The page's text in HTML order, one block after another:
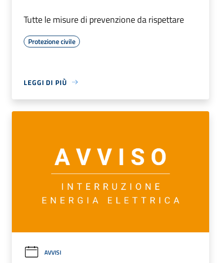
Tutte le misure di prevenzione da rispettare
Protezione civile
LEGGI DI PIÙ
AVVISI